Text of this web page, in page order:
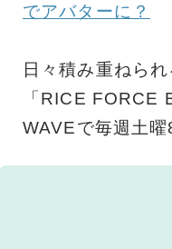
でアバターに？
日々積み重ねら
「RICE FORCE
WAVEで毎週土曜